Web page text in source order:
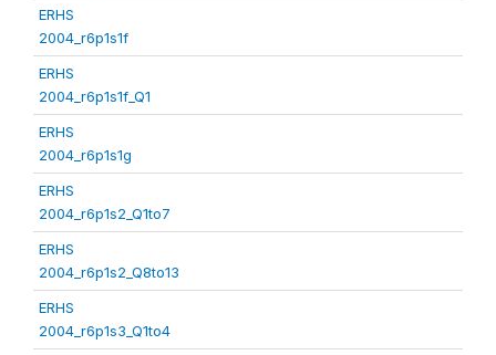
ERHS
2004_r6p1s1f
ERHS
2004_r6p1s1f_Q1
ERHS
2004_r6p1s1g
ERHS
2004_r6p1s2_Q1to7
ERHS
2004_r6p1s2_Q8to13
ERHS
2004_r6p1s3_Q1to4